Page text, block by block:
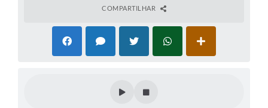
COMPARTILHAR